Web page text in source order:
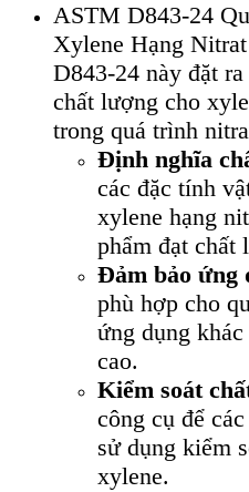
ASTM D843-24
Xylene Hạng
D843-24 này đặt
chất lượng cho
trong quá trình
Định nghĩa
các đặc tính
xylene hạng
phẩm đạt chất
Đảm bảo ứng
phù hợp cho
ứng dụng
cao.
Kiểm soát
công cụ để
sử dụng kiểm
xylene.